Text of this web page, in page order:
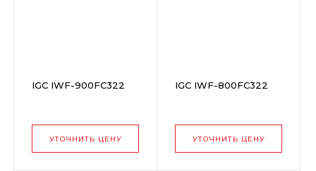
IGC IWF-900FC322
УТОЧНИТЬ ЦЕНУ
IGC IWF-800FC322
УТОЧНИТЬ ЦЕНУ